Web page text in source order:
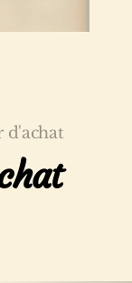
d'achat